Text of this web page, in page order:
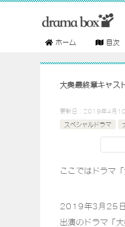
ホーム 目次
大奥最終章キャス
更新日： 2019年4月
スペシャルドラマ
ここではドラマ
2019年3月25日(
出演のドラマ「